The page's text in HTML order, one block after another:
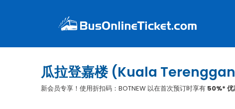
瓜拉登嘉楼 (Kuala
新会员专享！使用折扣码：BOTNEW 以在首次预订时享有 50%* 优